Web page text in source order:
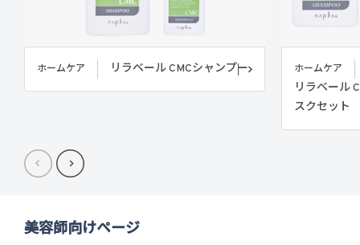
ホームケア リラベール CMCシャンプー ホームケア
リラベール
スクセット
美容師向けページ